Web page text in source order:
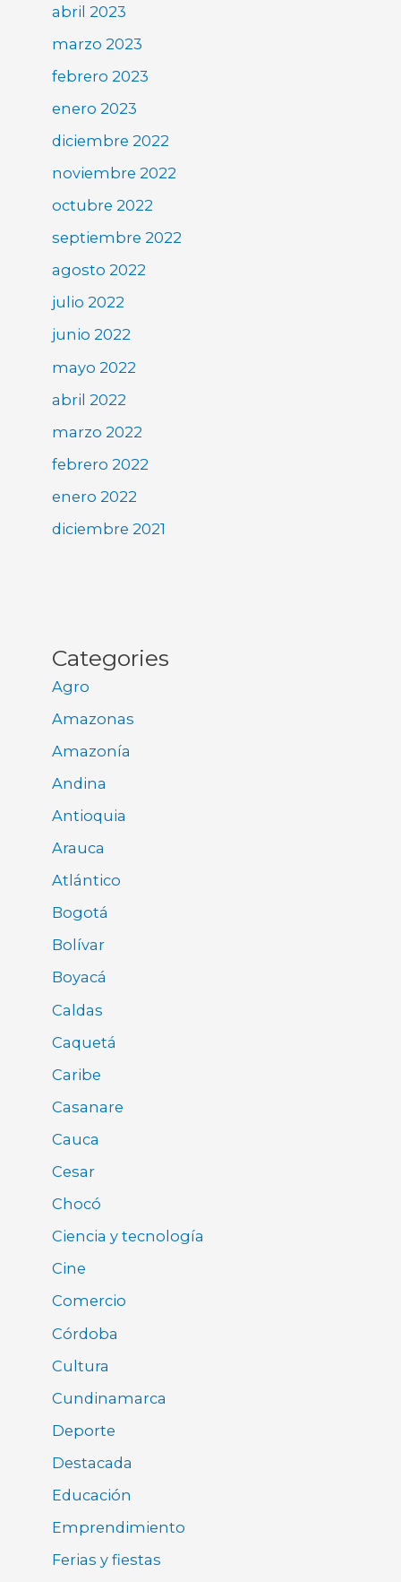
abril 2023
marzo 2023
febrero 2023
enero 2023
diciembre 2022
noviembre 2022
octubre 2022
septiembre 2022
agosto 2022
julio 2022
junio 2022
mayo 2022
abril 2022
marzo 2022
febrero 2022
enero 2022
diciembre 2021
Categories
Agro
Amazonas
Amazonía
Andina
Antioquia
Arauca
Atlántico
Bogotá
Bolívar
Boyacá
Caldas
Caquetá
Caribe
Casanare
Cauca
Cesar
Chocó
Ciencia y tecnología
Cine
Comercio
Córdoba
Cultura
Cundinamarca
Deporte
Destacada
Educación
Emprendimiento
Ferias y fiestas